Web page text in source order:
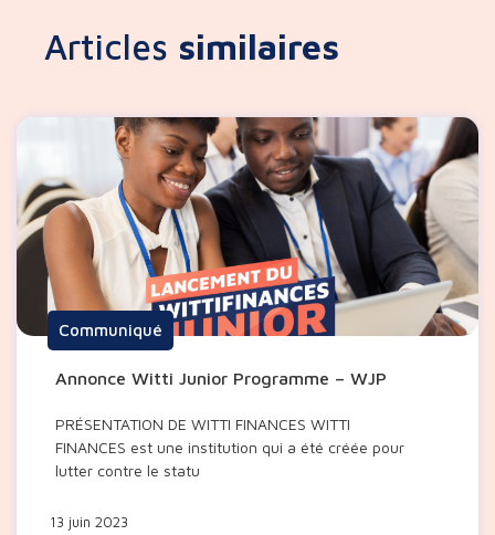
Articles similaires
Communiqué
Annonce Witti Junior Programme – WJP
PRÉSENTATION DE WITTI FINANCES WITTI
FINANCES est une institution qui a été créée pour
lutter contre le statu
13 juin 2023